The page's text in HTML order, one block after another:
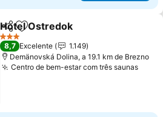
PartilharAdicionar aos favoritos
Hotel Ostredok
3 Estrelas
8,7 Excelente
1.149
Demänovská Dolina, a 19.1 km de Brezno
Centro de bem-estar com três saunasVer